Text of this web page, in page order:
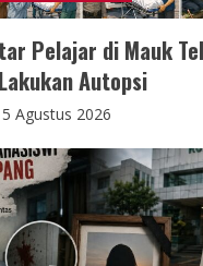
Pelajar di Mauk
Autopsi
5 Agustus 2026